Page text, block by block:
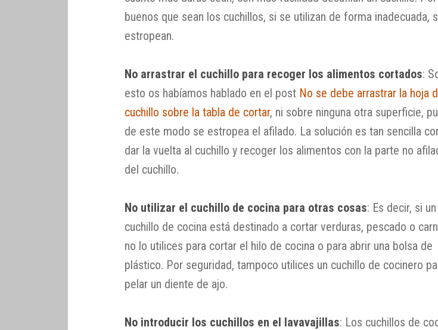
buenos que sean los cuchillos, si se utilizan de forma inadecuada,
estropean.
No arrastrar el cuchillo para recoger los alimentos cortados:
esto os habíamos hablado en el post No se debe arrastrar la hoja
cuchillo sobre la tabla de cortar, ni sobre ninguna otra superficie,
de este modo se estropea el afilado. La solución es tan sencilla
dar la vuelta al cuchillo y recoger los alimentos con la parte no
del cuchillo.
No utilizar el cuchillo de cocina para otras cosas: Es decir, si un
cuchillo de cocina está destinado a cortar verduras, pescado o
no lo utilices para cortar el hilo de cocina o para abrir una bolsa de
plástico. Por seguridad, tampoco utilices un cuchillo de cocinero
pelar un diente de ajo.
No introducir los cuchillos en el lavavajillas: Los cuchillos de